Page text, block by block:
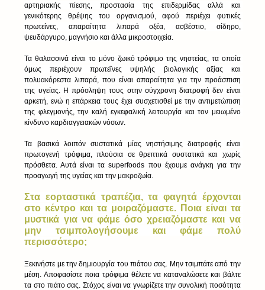
αρτηριακής πίεσης, προστασία της επιδερμίδας αλλά και
γενικότερης θρέψης του οργανισμού, αφού περιέχει φυτικές
πρωτεΐνες, απαραίτητα λιπαρά οξέα, ασβέστιο, σίδηρο,
ψευδάργυρο, μαγνήσιο και άλλα μικροστοιχεία.
Τα θαλασσινά είναι το μόνο ζωικό τρόφιμο της νηστείας, τα οποία
όμως περιέχουν πρωτεΐνες υψηλής βιολογικής αξίας και
πολυακόρεστα λιπαρά, που είναι απαραίτητα για την προάσπιση
της υγείας. Η πρόσληψη τους στην σύγχρονη διατροφή δεν είναι
αρκετή, ενώ η επάρκεια τους έχει συσχετισθεί με την αντιμετώπιση
της φλεγμονής, την καλή εγκεφαλική λειτουργία και τον μειωμένο
κίνδυνο καρδιαγγειακών νόσων.
Τα βασικά λοιπόν συστατικά μίας νηστήσιμης διατροφής είναι
πρωτογενή τρόφιμα, πλούσια σε θρεπτικά συστατικά και χωρίς
πρόσθετα. Αυτά είναι τα superfoods που έχουμε ανάγκη για την
προαγωγή της υγείας και την μακροζωία.
Στα εορταστικά τραπέζια, τα φαγητά έρχονται
στο κέντρο και τα μοιραζόμαστε. Ποια είναι τα
μυστικά για να φάμε όσο χρειαζόμαστε και να
μην τσιμπολογήσουμε και φάμε πολύ
περισσότερο;
Ξεκινήστε με την δημιουργία του πιάτου σας. Μην τσιμπάτε από την
μέση. Αποφασίστε ποια τρόφιμα θέλετε να καταναλώσετε και βάλτε
τα στο πιάτο σας. Στόχος είναι να γνωρίζετε την συνολική ποσότητα